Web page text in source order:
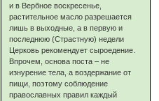
и в Вербное воскресенье,
растительное масло разрешается
лишь в выходные, а в первую и
последнюю (Страстную) недели
Церковь рекомендует сыроедение.
Впрочем, основа поста – не
изнурение тела, а воздержание от
пищи, поэтому соблюдение
православных правил каждый